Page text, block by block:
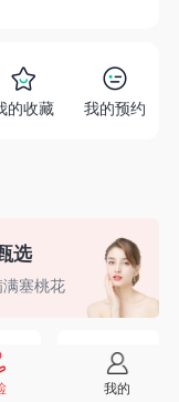
的收藏 我的预约
选
满塞桃花
婚前检查
我的